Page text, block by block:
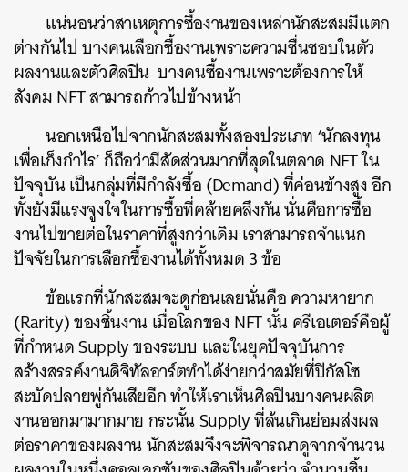
แน่นอนว่าสาเหตุการซื้องานของเหล่านักสะสมมีแตก
ต่างกันไป บางคนเลือกซื้องานเพราะความชื่นชอบในตัว
ผลงานและตัวศิลปิน บางคนซื้องานเพราะต้องการให้
สังคม NFT สามารถก้าวไปข้างหน้า
นอกเหนือไปจากนักสะสมทั้งสองประเภท ‘นักลงทุน
เพื่อเก็งกำไร’ ก็ถือว่ามีสัดส่วนมากที่สุดในตลาด NFT ใน
ปัจจุบัน เป็นกลุ่มที่มีกำลังซื้อ (Demand) ที่ค่อนข้างสูง อีก
ทั้งยังมีแรงจูงใจในการซื้อที่คล้ายคลึงกัน นั่นคือการซื้อ
งานไปขายต่อในราคาที่สูงกว่าเดิม เราสามารถจำแนก
ปัจจัยในการเลือกซื้องานได้ทั้งหมด 3 ข้อ
ข้อแรกที่นักสะสมจะดูก่อนเลยนั่นคือ ความหายาก
(Rarity) ของชิ้นงาน เมื่อโลกของ NFT นั้น ครีเอเตอร์คือผู้
ที่กำหนด Supply ของระบบ และในยุคปัจจุบันการ
สร้างสรรค์งานดิจิทัลอาร์ตทำได้ง่ายกว่าสมัยที่ปิกัสโซ
สะบัดปลายพู่กันเสียอีก ทำให้เราเห็นศิลปินบางคนผลิต
งานออกมามากมาย กระนั้น Supply ที่ล้นเกินย่อมส่งผล
ต่อราคาของผลงาน นักสะสมจึงจะพิจารณาดูจากจำนวน